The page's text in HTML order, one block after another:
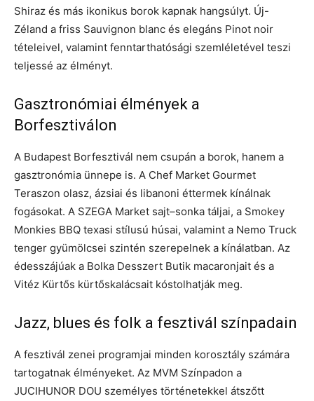
Shiraz és más ikonikus borok kapnak hangsúlyt. Új-
Zéland a friss Sauvignon blanc és elegáns Pinot noir
tételeivel, valamint fenntarthatósági szemléletével teszi
teljessé az élményt.
Gasztronómiai élmények a
Borfesztiválon
A Budapest Borfesztivál nem csupán a borok, hanem a
gasztronómia ünnepe is. A Chef Market Gourmet
Teraszon olasz, ázsiai és libanoni éttermek kínálnak
fogásokat. A SZEGA Market sajt–sonka táljai, a Smokey
Monkies BBQ texasi stílusú húsai, valamint a Nemo Truck
tenger gyümölcsei szintén szerepelnek a kínálatban. Az
édesszájúak a Bolka Desszert Butik macaronjait és a
Vitéz Kürtős kürtőskalácsait kóstolhatják meg.
Jazz, blues és folk a fesztivál színpadain
A fesztivál zenei programjai minden korosztály számára
tartogatnak élményeket. Az MVM Színpadon a
JUCIHUNOR DOU személyes történetekkel átszőtt